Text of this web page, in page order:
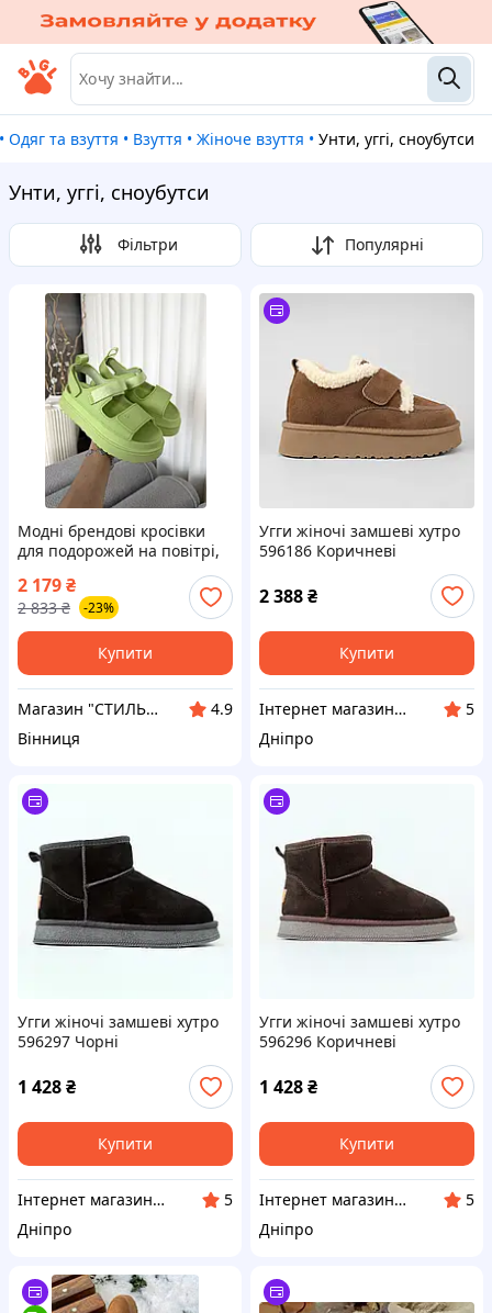
• Одяг та взуття • Взуття • Жіноче взуття • Унти, уггі, сноубутси
Унти, уггі, сноубутси
Фільтри Популярні
Модні брендові кросівки
для подорожей на повітрі,
Light green 38
2 179₴
2 833 ₴ -23%
Купити
Магазин "СТИЛЬНИЙ МОЛОДІЖНИЙ ОДЯГ"
4.9
Вінниця
Угги жіночі замшеві хутро
596186 Коричневі
2 388₴
Купити
Інтернет магазин Фенікс 24
5
Дніпро
Угги жіночі замшеві хутро
596297 Чорні
1 428₴
Купити
Інтернет магазин Фенікс 24
5
Дніпро
Угги жіночі замшеві хутро
596296 Коричневі
1 428₴
Купити
Інтернет магазин Фенікс 24
5
Дніпро